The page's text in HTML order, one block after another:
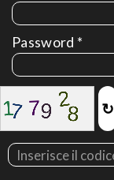
Password *
↻